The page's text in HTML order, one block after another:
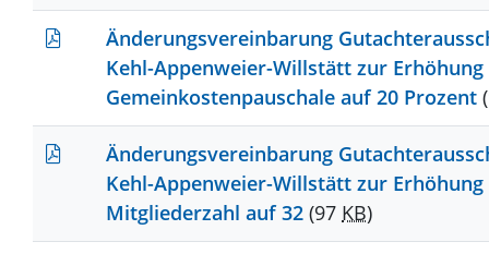
Änderungsvereinbarung
Kehl-Appenweier-Willstätt zur
Gemeinkostenpauschale auf 20 Prozent
Änderungsvereinbarung
Kehl-Appenweier-Willstätt zur
Mitgliederzahl auf 32 (97 KB)